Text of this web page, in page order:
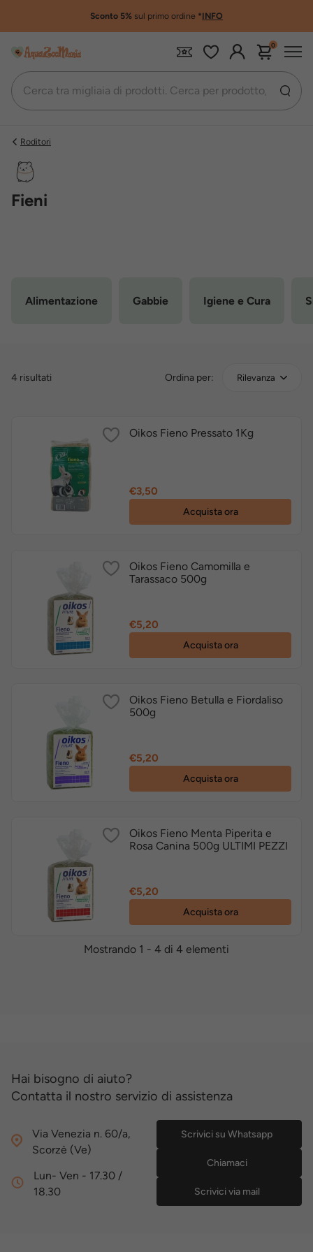
Sconto 5% sul primo ordine *INFO
0
Roditori
Fieni
Alimentazione Gabbie Igiene e Cura
4 risultati Ordina per: Rilevanza
Oikos Fieno Pressato 1Kg
Prezzo
€3,50
Acquista ora
Oikos Fieno Camomilla e
Tarassaco 500g
Prezzo
€5,20
Acquista ora
Oikos Fieno Betulla e Fiordaliso
500g
Prezzo
€5,20
Acquista ora
Oikos Fieno Menta Piperita e
Rosa Canina 500g ULTIMI PEZZI
Prezzo
€5,20
Acquista ora
Mostrando 1 - 4 di 4 elementi
Hai bisogno di aiuto?
Contatta il nostro servizio di assistenza
Via Venezia n. 60/a,
Scorzè (Ve)
Lun- Ven - 17.30 /
18.30
Scrivici su Whatsapp
Chiamaci
Scrivici via mail